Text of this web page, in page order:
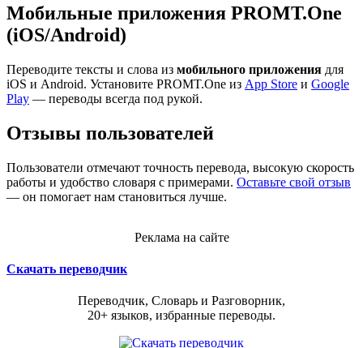
Мобильные приложения PROMT.One
(iOS/Android)
Переводите тексты и слова из мобильного приложения для
iOS и Android. Установите PROMT.One из App Store и Google
Play — переводы всегда под рукой.
Отзывы пользователей
Пользователи отмечают точность перевода, высокую скорость
работы и удобство словаря с примерами. Оставьте свой отзыв
— он помогает нам становиться лучше.
Реклама на сайте
Скачать переводчик
Переводчик, Словарь и Разговорник,
20+ языков, избранные переводы.